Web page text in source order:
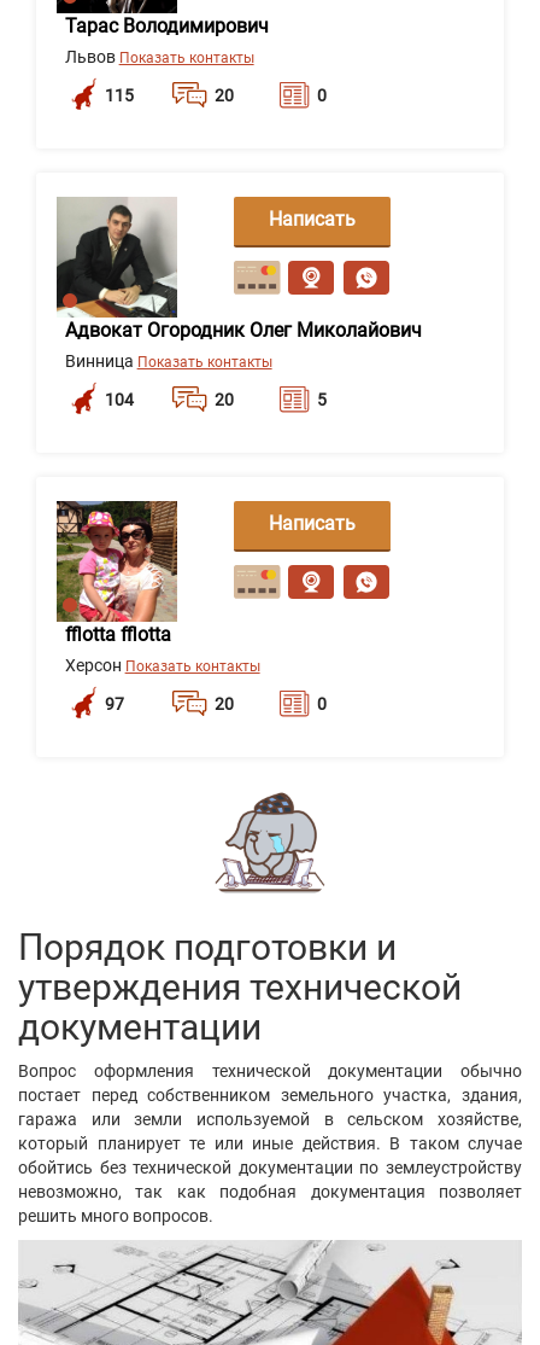
Тарас Володимирович
Львов Показать контакты
115 20 0
Адвокат Огородник Олег Миколайович
Винница Показать контакты
104 20 5
Написать
сообщение
fflotta fflotta
Херсон Показать контакты
97 20 0
Написать
сообщение
Малахова Віра Олексіївна
КиевПоказать контакты
89 20 0
Написать
сообщение
Сумы Показать контакты
88 20 0
Написать
сообщение